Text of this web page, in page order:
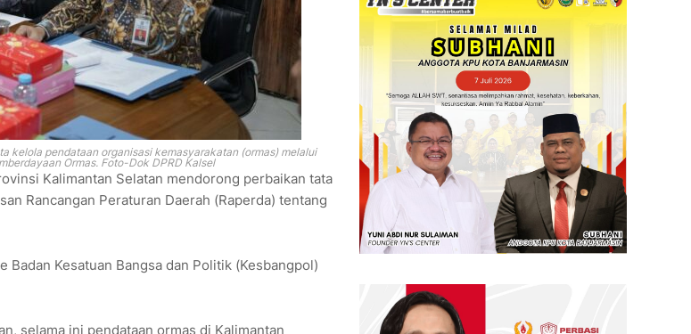
kelola pendataan organisasi kemasyarakatan (ormas) melalui
Ormas. Foto-Dok DPRD Kalsel
Kalimantan Selatan mendorong perbaikan tata
Rancangan Peraturan Daerah (Raperda) tentang
Kesatuan Bangsa dan Politik (Kesbangpol)
selama ini pendataan ormas di Kalimantan